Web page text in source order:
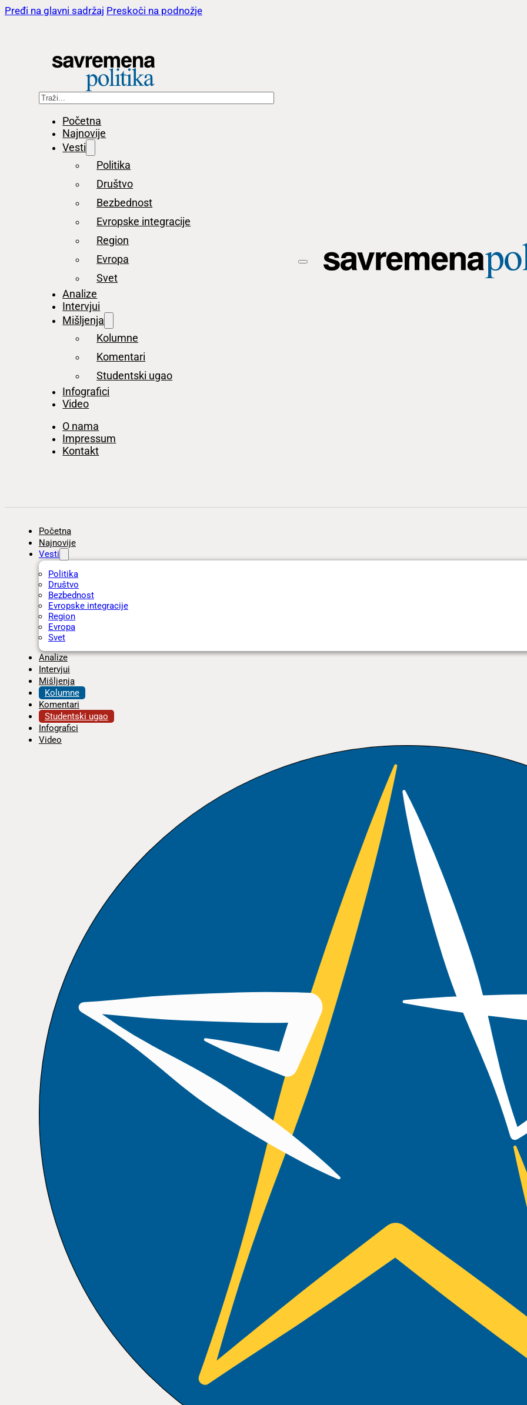
Pređi na glavni sadržaj Preskoči na podnožje
Pretraga
Početna
Najnovije
Vesti
Politika
Društvo
Bezbednost
Evropske integracije
Region
Evropa
Svet
Analize
Intervjui
Mišljenja
Kolumne
Komentari
Studentski ugao
Infografici
Video
O nama
Impressum
Kontakt
Početna
Najnovije
Vesti
Politika
Društvo
Bezbednost
Evropske integracije
Region
Evropa
Svet
Analize
Intervjui
Mišljenja
Kolumne
Komentari
Studentski ugao
Infografici
Video